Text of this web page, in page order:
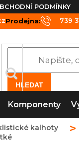
PODMÍNKY
Prodejna: 739
HLEDAT
Komponenty
kalhoty